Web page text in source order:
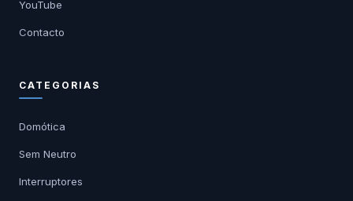
YouTube
Contacto
CATEGORIAS
Domótica
Sem Neutro
Interruptores